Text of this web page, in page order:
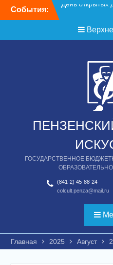
События: День открытых
ГОСУДАРСТВЕННОЕ
(841-2) 45-88-24
colcult.penza@mail.ru
Главная 2025 Август